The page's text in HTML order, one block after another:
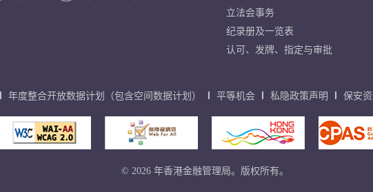
立法会事务
纪录册及一览表
认可、发牌、指定与审批
年度整合开放数据计划（包含空间数据计划） 平等机会 私隐政策声明 保安
© 2026 年香港金融管理局。版权所有。